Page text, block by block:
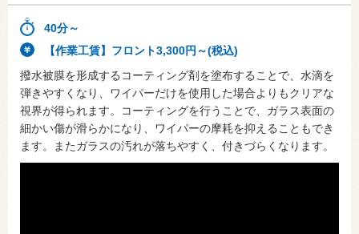
40分～
【作業工賃】フロント3,300円～(税込)
撥水被膜を形成するコーティング剤を塗布することで、水滴を
弾きやすくなり、ワイパーだけを使用した場合よりもクリアな
視界が得られます。コーティングを行うことで、ガラス表面の
細かい傷が滑らかになり、ワイパーの摩耗を抑えることもでき
ます。またガラスの汚れが落ちやすく、付きづらくなります。